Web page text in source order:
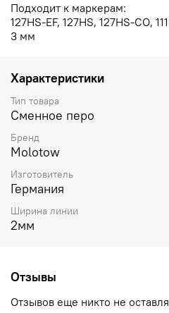
Подходит к маркерам:
127HS-EF, 127HS, 127HS-CO,
3 мм
Характеристики
Тип товара
Сменное перо
Бренд
Molotow
Изготовитель
Германия
Ширина линии
2мм
Отзывы
Отзывов еще никто не